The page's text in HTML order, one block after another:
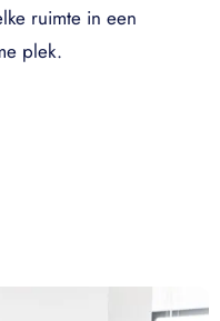
ruimte in een
plek.